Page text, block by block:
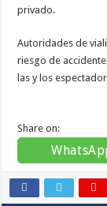
privado.
Autoridades de
riesgo de
las y los
Share on: